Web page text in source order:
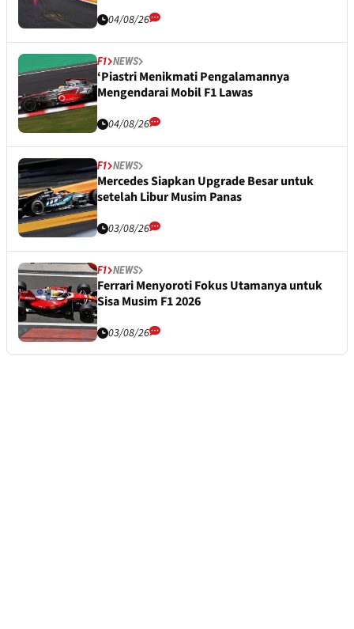
04/08/26
F1 NEWS
‘Piastri Menikmati Pengalamannya
Mengendarai Mobil F1 Lawas
04/08/26
F1 NEWS
Mercedes Siapkan Upgrade Besar untuk
setelah Libur Musim Panas
03/08/26
F1 NEWS
Ferrari Menyoroti Fokus Utamanya untuk
Sisa Musim F1 2026
03/08/26